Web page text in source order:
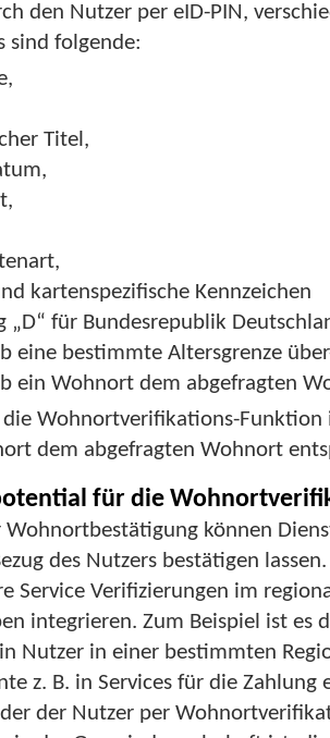
den Nutzer per eID-PIN,
sind folgende:
Titel,
kartenspezifische Kennzeichen
„D“ für Bundesrepublik
eine bestimmte Altersgrenze
ein Wohnort dem abgefragten
die Wohnortverifikations-
dem abgefragten Wohnort
für die
Wohnortbestätigung können
des Nutzers bestätigen
Service Verifizierungen im
integrieren. Zum Beispiel ist es
Nutzer in einer bestimmten
z. B. in Services für die
der Nutzer per